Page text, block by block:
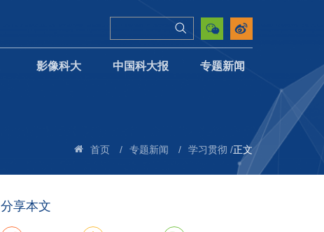
影像科大 中国科大报 专题新闻
首页 / 专题新闻 / 学习贯彻 /正文
分享本文